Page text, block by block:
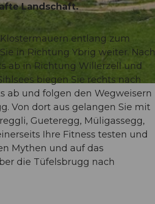
Landschaft.
entlang zum
in Richtung Ybrig weiter. Nach
ab in Richtung Willerzell und
biegen Sie rechts nach
ab und folgen den Wegweisern
Von dort aus gelangen Sie mit
Gueteregg, Müligassegg,
Ihre Fitness testen und
Mythen und auf das
die Tüfelsbrugg nach